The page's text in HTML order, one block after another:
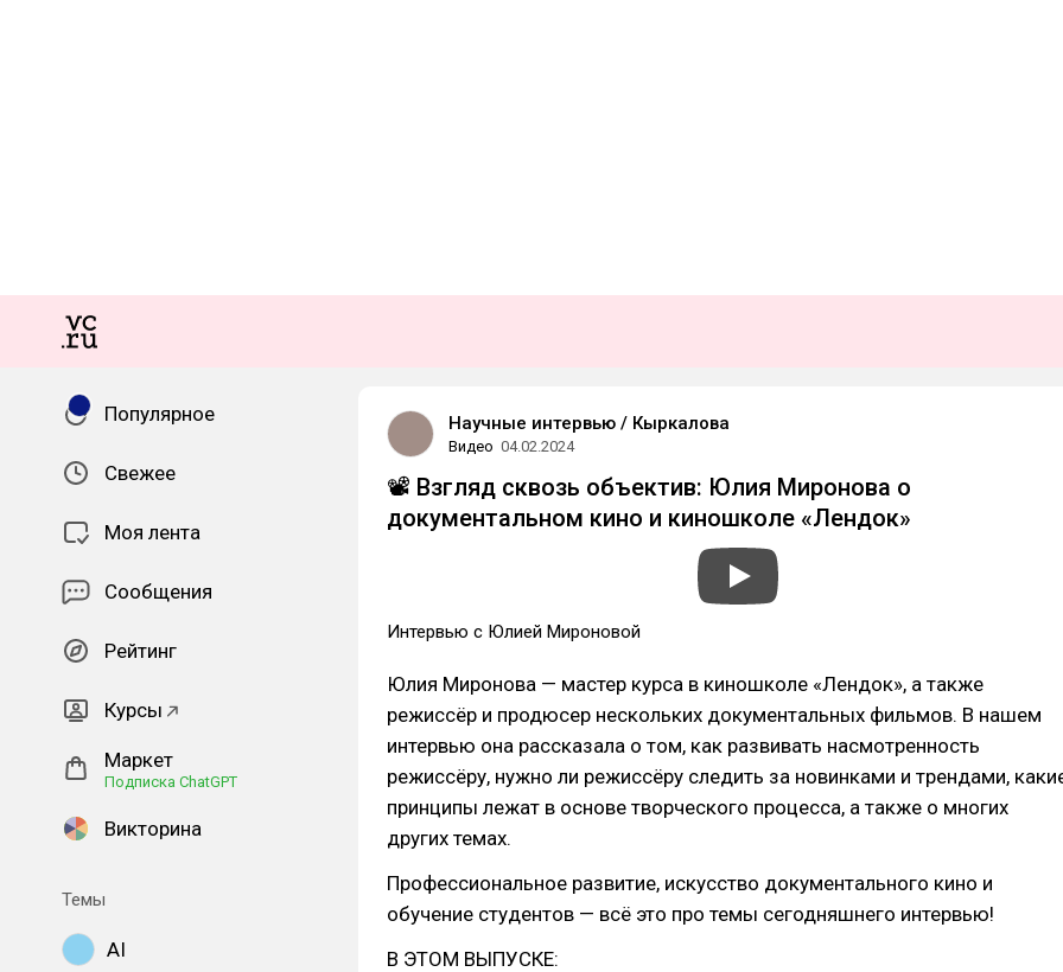
Популярное
Свежее
Моя лента
Сообщения
Рейтинг
Курсы
Маркет
Подписка ChatGPT
Викторина
Темы
AI
Научные интервью / Кыркалова
Видео 04.02.2024
📽 Взгляд сквозь объектив: Юлия Миронова о
документальном кино и киношколе «Лендок»
Интервью с Юлией Мироновой
Юлия Миронова — мастер курса в киношколе «Лендок», а также
режиссёр и продюсер нескольких документальных фильмов. В нашем
интервью она рассказала о том, как развивать насмотренность
режиссёру, нужно ли режиссёру следить за новинками и трендами,
принципы лежат в основе творческого процесса, а также о многих
других темах.
Профессиональное развитие, искусство документального кино и
обучение студентов — всё это про темы сегодняшнего интервью!
В ЭТОМ ВЫПУСКЕ: